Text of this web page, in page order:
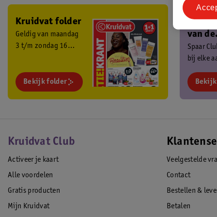
Kruidvat folder
Geldig van maandag
3 t/m zondag 16
Bekijk folder
Ben
van de
Club?
Spaar
bij elke
Kruidvat Club
Activeer je kaart
Alle voordelen
Gratis producten
Mijn Kruidvat
Veelgestelde
Contact
Bestellen &
Betalen